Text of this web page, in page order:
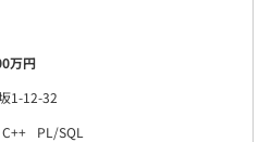
万円
1-12-32
C++
PL/SQL